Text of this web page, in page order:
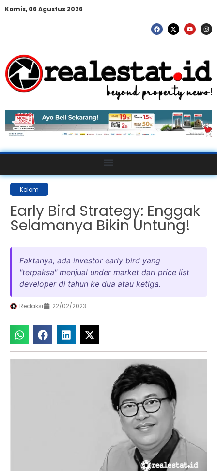
Kamis, 06 Agustus 2026
Kolom
Early Bird Strategy: Enggak
Selamanya Bikin Untung!
Faktanya, ada investor early bird yang
"terpaksa" menjual under market dari price list
developer di tahun ke dua atau ketiga.
Redaksi 22/02/2023